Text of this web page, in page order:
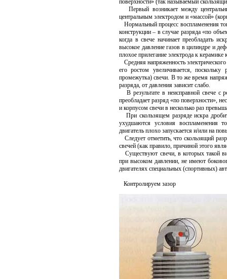
поверхности» (так называемый
Первый возникает между
центральным электродом и «массой»
Нормальный процесс воспламенения
конструкции – в случае разряда «по
когда в свече начинает преобладать
высокое давление газов в цилиндре и
плохое прилегание электрода к керамике
Средняя напряженность
его ростом увеличивается, поскольку
промежутка) свечи. В то же время
разряда, от давления зависит слабо.
В результате в неисправной свече с
преобладает разряд «по поверхности»,
и корпусом свечи в несколько раз
При скользящем разряде искра
ухудшаются условия воспламенения
двигатель плохо запускается и/или на
Следует отметить, что скользящий
свечей (как правило, причиной этого
Существуют свечи, в которых такой
при высоком давлении, не имеют
двигателях специальных (спортивных)
Контролируем зазор